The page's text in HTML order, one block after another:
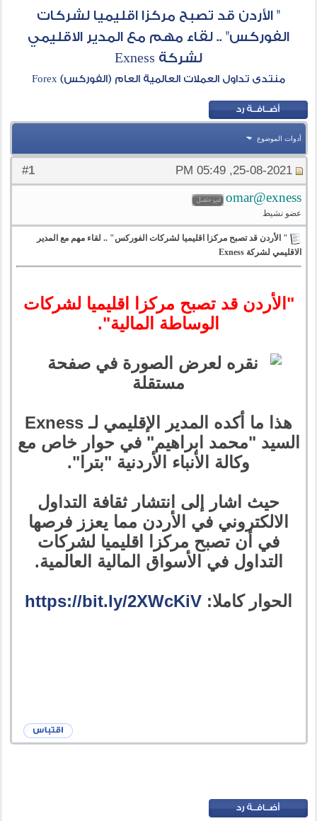
" الأردن قد تصبح مركزا اقليميا لشركات
الفوركس" .. لقاء مهم مع المدير الاقليمي
لشركة Exness
منتدى تداول العملات العالمية العام (الفوركس) Forex
أدوات الموضوع
#
1 25-08-2021, 05:49 PM
omar@exness
عضو نشيط
" الأردن قد تصبح مركزا اقليميا لشركات الفوركس" .. لقاء مهم مع المدير
الاقليمي لشركة Exness
"الأردن قد تصبح مركزا اقليميا لشركات
الوساطة المالية".
هذا ما أكده المدير الإقليمي لـ Exness
السيد "محمد ابراهيم" في حوار خاص مع
وكالة الأنباء الأردنية "بترا".
حيث اشار إلى انتشار ثقافة التداول
الالكتروني في الأردن مما يعزز فرصها
في أن تصبح مركزا اقليميا لشركات
التداول في الأسواق المالية العالمية.
الحوار كاملا: https://bit.ly/2XWcKiV